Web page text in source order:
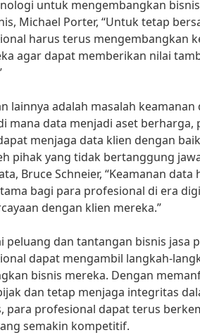
untuk mengembangkan
Michael Porter, “Untuk tetap
harus terus mengembangkan
agar dapat memberikan nilai
lainnya adalah masalah keamanan
mana data menjadi aset berharga,
menjaga data klien dengan
pihak yang tidak bertanggung
Bruce Schneier, “Keamanan data
bagi para profesional di era
dengan klien mereka.”
peluang dan tantangan bisnis jasa
dapat mengambil langkah-
bisnis mereka. Dengan
dan tetap menjaga integritas
para profesional dapat terus
semakin kompetitif.